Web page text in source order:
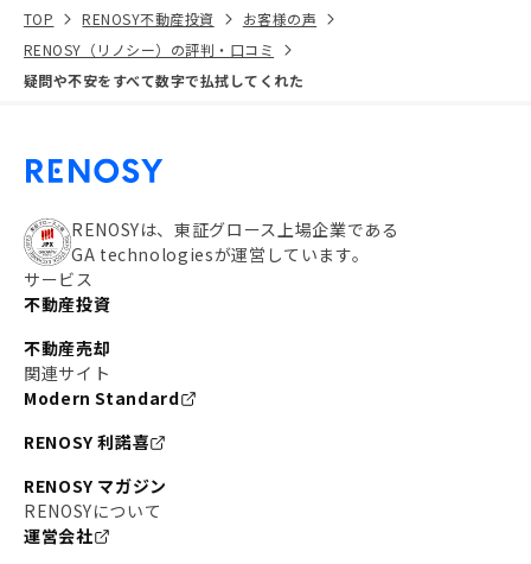
TOP RENOSY不動産投資
お客様の声
RENOSY（リノシー）の評判・口コミ
疑問や不安をすべて数字で払拭してくれた
RENOSYは、東証グロース上場企業である
GA technologiesが運営しています。
サービス
不動産投資
不動産売却
関連サイト
Modern Standard
RENOSY 利諾喜
RENOSY マガジン
RENOSYについて
運営会社